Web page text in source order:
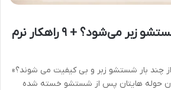
چرا حوله بعد از شستشو زبر می‌شود؟ + ۹ راهکار نرم
چند بار شستشو زبر و بی کیفیت می شوند؟»
حوله هایتان پس از شستشو خسته شده